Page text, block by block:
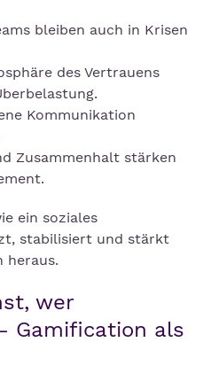
bleiben auch in Krisen
des Vertrauens
Kommunikation
Zusammenhalt stärken
ein soziales
stabilisiert und stärkt
heraus.
wer
Gamification als